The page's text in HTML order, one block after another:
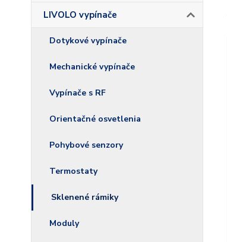
LIVOLO vypínače
Dotykové vypínače
Mechanické vypínače
Vypínače s RF
Orientačné osvetlenia
Pohybové senzory
Termostaty
Sklenené rámiky
Moduly